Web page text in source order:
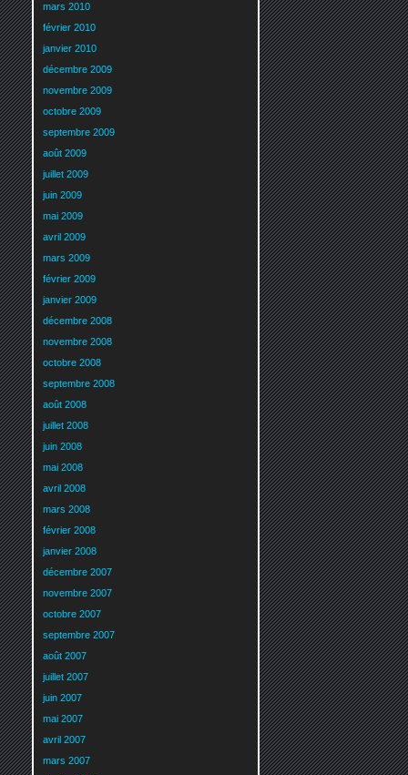
mars 2010
février 2010
janvier 2010
décembre 2009
novembre 2009
octobre 2009
septembre 2009
août 2009
juillet 2009
juin 2009
mai 2009
avril 2009
mars 2009
février 2009
janvier 2009
décembre 2008
novembre 2008
octobre 2008
septembre 2008
août 2008
juillet 2008
juin 2008
mai 2008
avril 2008
mars 2008
février 2008
janvier 2008
décembre 2007
novembre 2007
octobre 2007
septembre 2007
août 2007
juillet 2007
juin 2007
mai 2007
avril 2007
mars 2007